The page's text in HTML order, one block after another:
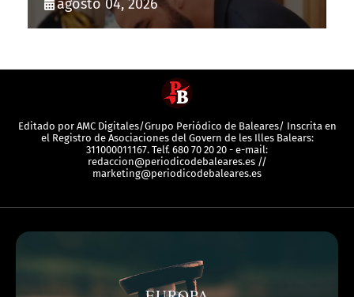
agosto 04, 2026
Editado por AMC Digitales/Grupo Periódico de Baleares/ Inscrita en
el Registro de Asociaciones del Govern de les Illes Balears:
311000011167. Telf. 680 70 20 20 - e-mail:
redaccion@periodicodebaleares.es //
marketing@periodicodebaleares.es